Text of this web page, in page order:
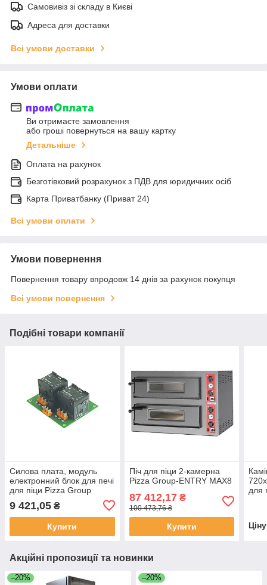
Самовивіз зі складу в Києві
Адреса для доставки
Всі умови доставки
Умови оплати
Ви отримаєте замовлення
або гроші повернуться на вашу картку
Детальніше
Оплата на рахунок
Безготівковий розрахунок з ПДВ для юридичних осіб
Карта Приватбанку (Приват 24)
Всі умови оплати
Умови повернення
Повернення товару впродовж 14 днів за рахунок покупця
Всі умови повернення
Подібні товари компанії
Силова плата, модуль
електронний блок для печі
для піци Pizza Group
9 421,05 ₴
Купити
Піч для піци 2-камерна
Pizza Group-ENTRY MAX8
87 412,17₴
100 473,76 ₴
Купити
для
Акційні пропозиції та новинки
–20% –20%